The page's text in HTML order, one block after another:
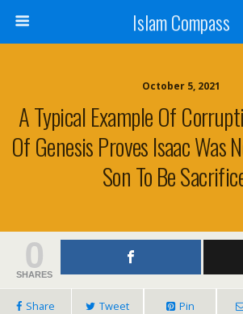
Islam Compass
October 5, 2021
A Typical Example Of
Of Genesis Proves Isaac Was
Son To Be
0
SHARES
Share Tweet Pin